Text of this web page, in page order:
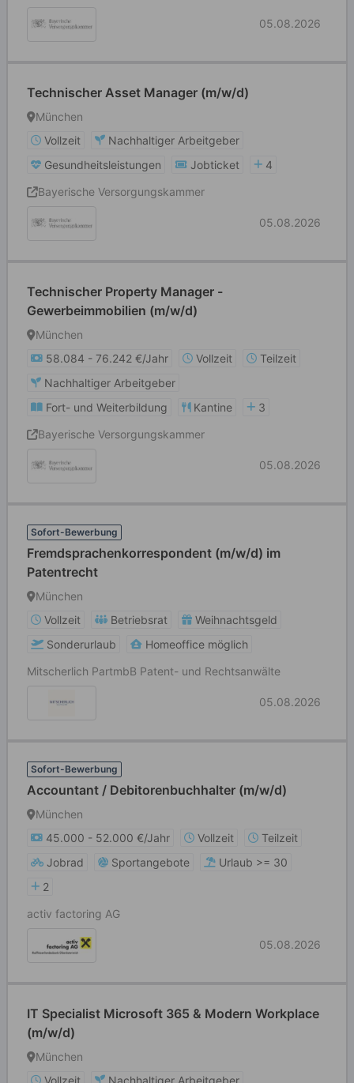
05.08.2026
Technischer Asset Manager (m/w/d)
München
Vollzeit
Nachhaltiger Arbeitgeber
Gesundheitsleistungen
Jobticket
4
Bayerische Versorgungskammer
05.08.2026
Technischer Property Manager -
Gewerbeimmobilien (m/w/d)
München
58.084 - 76.242 €/Jahr
Vollzeit
Teilzeit
Nachhaltiger Arbeitgeber
Fort- und Weiterbildung
Kantine
3
Bayerische Versorgungskammer
05.08.2026
Sofort-Bewerbung
Fremdsprachenkorrespondent (m/w/d) im
Patentrecht
München
Vollzeit
Betriebsrat
Weihnachtsgeld
Sonderurlaub
Homeoffice möglich
Mitscherlich PartmbB Patent- und Rechtsanwälte
05.08.2026
Sofort-Bewerbung
Accountant / Debitorenbuchhalter (m/w/d)
München
45.000 - 52.000 €/Jahr
Vollzeit
Teilzeit
Jobrad
Sportangebote
Urlaub >= 30
2
activ factoring AG
05.08.2026
IT Specialist Microsoft 365 & Modern Workplace
(m/w/d)
München
Vollzeit
Nachhaltiger Arbeitgeber